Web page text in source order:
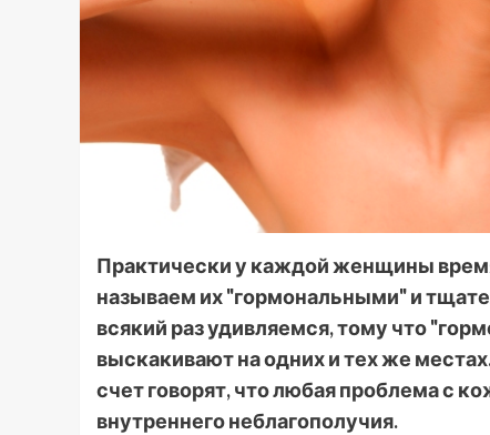
Практически у каждой женщины
называем их "гормональными" и
всякий раз удивляемся, тому что
выскакивают на одних и тех же
счет говорят, что любая проблема с
внутреннего неблагополучия.